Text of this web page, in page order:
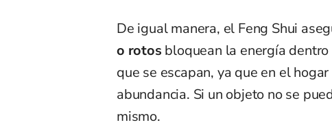
De igual manera, el Feng Shui
o rotos bloquean la energía
que se escapan, ya que en el
abundancia. Si un objeto no se
mismo.